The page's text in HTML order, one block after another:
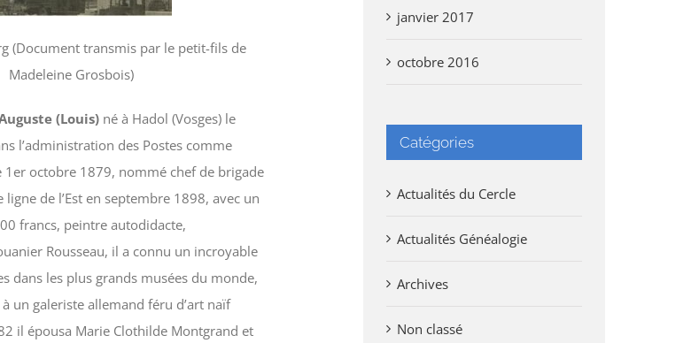
(Document transmis par le petit-fils de
Madeleine Grosbois)
(Louis) né à Hadol (Vosges) le
l’administration des Postes comme
octobre 1879, nommé chef de brigade
de l’Est en septembre 1898, avec un
francs, peintre autodidacte,
Rousseau, il a connu un incroyable
dans les plus grands musées du monde,
un galeriste allemand féru d’art naïf
il épousa Marie Clothilde Montgrand et
janvier 2017
octobre 2016
Catégories
Actualités du Cercle
Actualités Généalogie
Archives
Non classé